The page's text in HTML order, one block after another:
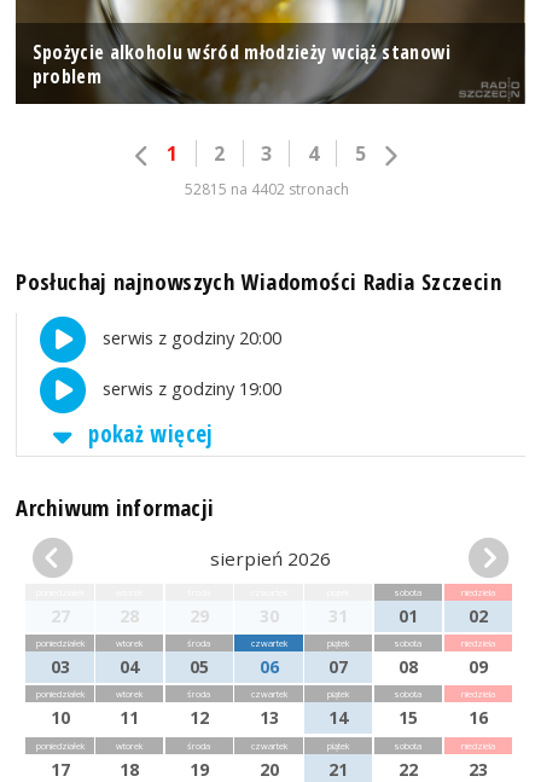
Spożycie alkoholu wśród młodzieży wciąż stanowi
problem
1 2 3 4 5
52815 na 4402 stronach
Posłuchaj najnowszych Wiadomości Radia Szczecin
serwis z godziny 20:00
serwis z godziny 19:00
pokaż więcej
Archiwum informacji
sierpień 2026
27 28 29 30 31
sobota
01
niedziela
02
poniedziałek
03
wtorek
04
środa
05
czwartek
06
piątek
07
sobota
08
niedziela
09
poniedziałek
10
wtorek
11
środa
12
czwartek
13
piątek
14
sobota
15
niedziela
16
poniedziałek
17
wtorek
18
środa
19
czwartek
20
piątek
21
sobota
22
niedziela
23